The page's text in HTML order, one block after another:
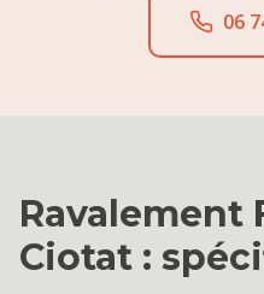
06
Ravalement
Ciotat :